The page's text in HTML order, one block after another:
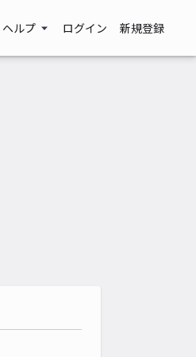
ヘルプ ログイン 新規登録